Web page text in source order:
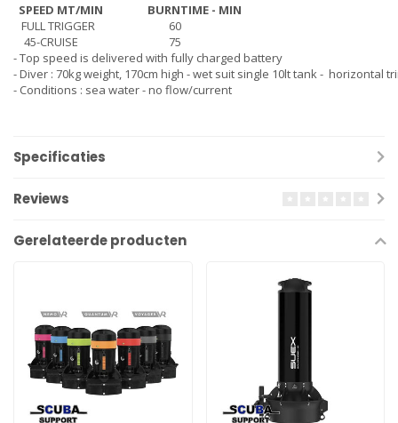
SPEED MT/MIN
BURNTIME - MIN
FULL TRIGGER
60
45-CRUISE
75
- Top speed is delivered with fully charged battery
- Diver : 70kg weight, 170cm high - wet suit single 10lt tank - horizontal
- Conditions : sea water - no flow/current
Specificaties
Reviews
Gerelateerde producten